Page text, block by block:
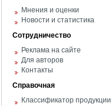
Мнения и оценки
Новости и статистика
Сотрудничество
Реклама на сайте
Для авторов
Контакты
Справочная
Классификатор продукции